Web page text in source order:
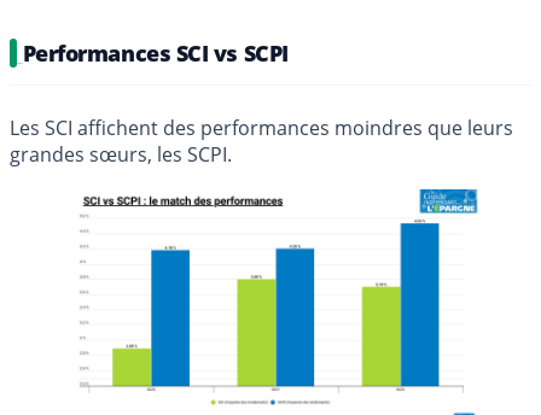
Performances SCI vs SCPI
Les SCI affichent des performances moindres que leurs
grandes sœurs, les SCPI.